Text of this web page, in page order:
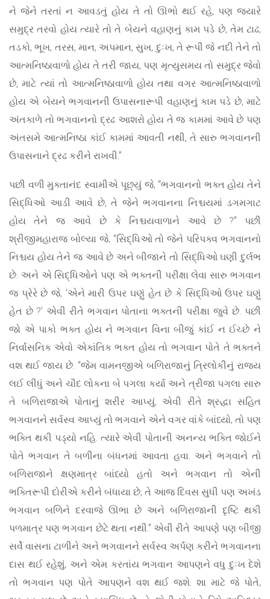
ને જેને તરતાં ન આવડતું હોય તે તો ઊભો થઈ રહે, પણ જ્યારે
સમુદ્ર તરવો હોય ત્યારે તો તે બેયને વહાણનું કામ પડે છે, તેમ ટાઢ,
તડકો, ભૂખ, તરસ, માન, અપમાન, સુખ, દુઃખ, તે રૂપી જે નદી તેને તો
આત્મનિષ્ઠાવાળો હોય તે તરી જાય, પણ મૃત્યુસમય તો સમુદ્ર જેવો
છે, માટે ત્યાં તો આત્મનિષ્ઠાવાળો હોય તથા વગર આત્મનિષ્ઠાવાળો
હોય એ બેયને ભગવાનની ઉપાસનારૂપી વહાણનું કામ પડે છે, માટે
અંતકાળે તો ભગવાનનો દ્રઢ આશરો હોય તે જ કામમાં આવે છે પણ
અંતસમે આત્મનિષ્ઠા કાંઈ કામમાં આવતી નથી, તે સારુ ભગવાનની
ઉપાસનાને દ્રઢ કરીને રાખવી.”
પછી વળી મુક્તાનંદ સ્વામીએ પૂછ્યું જે, “ભગવાનનો ભક્ત હોય તેને
સિદ્ધિઓ આડી આવે છે, તે જેને ભગવાનના નિશ્ચયમાં ડગમગાટ
હોય તેને જ આવે છે કે નિશ્ચયવાળાને આવે છે ?” પછી
શ્રીજીમહારાજ બોલ્યા જે, “સિદ્ધિઓ તો જેને પરિપક્વ ભગવાનનો
નિશ્ચય હોય તેને જ આવે છે અને બીજાને તો સિદ્ધિઓ ઘણી દુર્લભ
છે. અને એ સિદ્ધિઓને પણ એ ભક્તની પરીક્ષા લેવા સારુ ભગવાન
જ પ્રેરે છે જે, ‘એને મારી ઉપર ઘણું હેત છે કે સિદ્ધિઓ ઉપર ઘણું
હેત છે ?’ એવી રીતે ભગવાન પોતાના ભક્તની પરીક્ષા જુવે છે. પછી
જો એ પાકો ભક્ત હોય ને ભગવાન વિના બીજું કાંઈ ન ઈચ્છે ને
નિર્વાસનિક એવો એકાંતિક ભક્ત હોય તો ભગવાન પોતે તે ભક્તને
વશ થઈ જાય છે. “જેમ વામનજીએ બળિરાજાનું ત્રિલોકીનું રાજ્ય
લઈ લીધું અને ચૌદ લોકના બે પગલા કર્યા અને ત્રીજા પગલા સારુ
તે બળિરાજાએ પોતાનું શરીર આપ્યું, એવી રીતે શ્રદ્ધા સહિત
ભગવાનને સર્વસ્વ આપ્યું તો ભગવાને એને વગર વાંકે બાંધ્યો, તો પણ
ભક્તિ થકી પડ્યો નહિ. ત્યારે એવી પોતાની અનન્ય ભક્તિ જોઈને
પોતે ભગવાન તે બળીના બંધનમાં આવતા હવા. અને ભગવાને તો
બળિરાજાને ક્ષણમાત્ર બાંધ્યો હતો અને ભગવાન તો એની
ભક્તિરૂપી દોરીએ કરીને બંધાયા છે, તે આજ દિવસ સુધી પણ અખંડ
ભગવાન બળિને દરવાજે ઊભા છે અને બળિરાજાની દૃષ્ટિ થકી
પળમાત્ર પણ ભગવાન છેટે થતા નથી.” એવી રીતે આપણે પણ બીજી
સર્વે વાસના ટાળીને અને ભગવાનને સર્વસ્વ અર્પણ કરીને ભગવાનના
દાસ થઈ રહેશું, અને એમ કરતાંય ભગવાન આપણને વધુ દુઃખ દેશે
તો ભગવાન પણ પોતે આપણને વશ થઈ જશે. શા માટે જે પોતે,